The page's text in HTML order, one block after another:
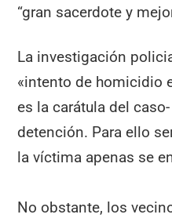
“gran sacerdote y
La investigación
«intento de homicidio
es la carátula del
detención. Para ello
la víctima apenas se
No obstante, los